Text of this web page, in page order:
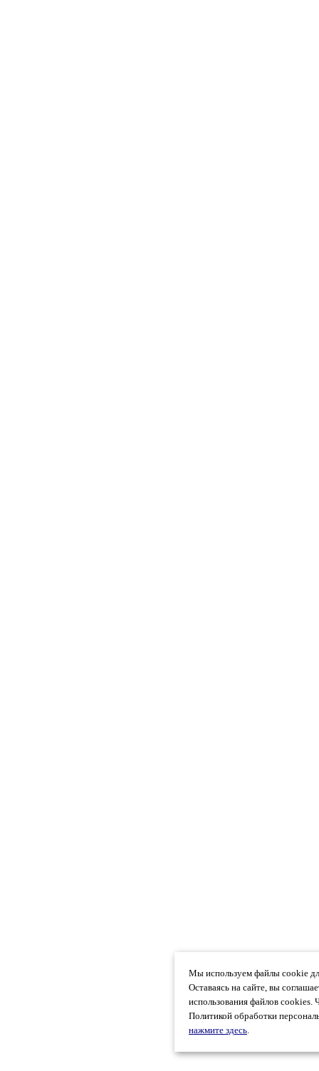
Мы используем файлы cookie
Оставаясь на сайте, вы
использования файлов cookies.
Политикой обработки
нажмите здесь.